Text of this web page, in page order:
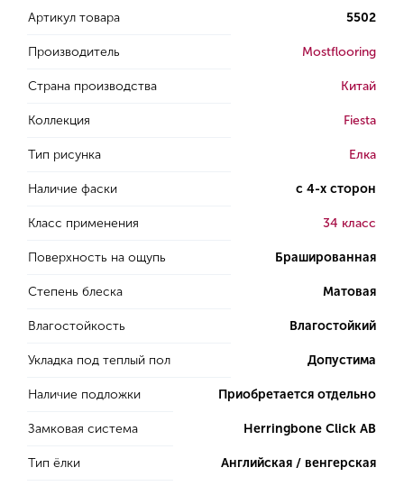
Артикул товара 5502
Производитель Mostflooring
Страна производства Китай
Коллекция Fiesta
Тип рисунка Елка
Наличие фаски с 4-х сторон
Класс применения 34 класс
Поверхность на ощупь Брашированная
Степень блеска Матовая
Влагостойкость Влагостойкий
Укладка под теплый пол Допустима
Наличие подложки Приобретается отдельно
Замковая система Herringbone Click AB
Тип ёлки Английская / венгерская